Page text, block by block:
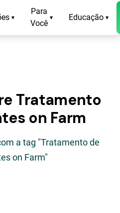
▾
Para
Você
▾ Educação ▾
Tratamento
on Farm
a tag "Tratamento de
on Farm"